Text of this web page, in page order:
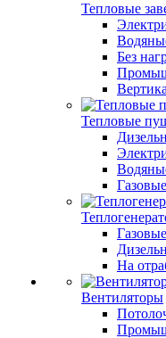
Тепловые
Без
Тепловые
Газовые
Газовые
На
Вентиляторы